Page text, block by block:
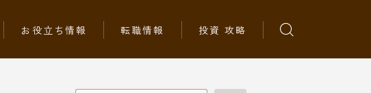
お役立ち情報 転職情報 投資 攻略